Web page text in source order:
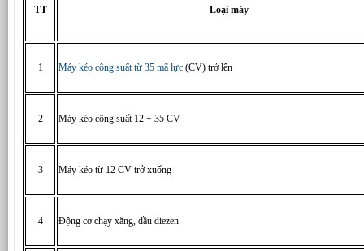
TT Loại máy
1 Máy kéo công suất từ 35 mã lực (CV) trở lên
2 Máy kéo công suất 12 ÷ 35 CV
3 Máy kéo từ 12 CV trở xuống
4 Động cơ chạy xăng, dầu diezen